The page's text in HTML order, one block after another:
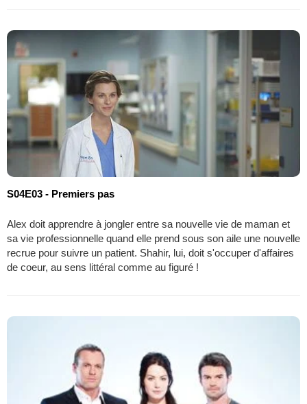
S04E03 - Premiers pas
Alex doit apprendre à jongler entre sa nouvelle vie de maman et
sa vie professionnelle quand elle prend sous son aile une nouvelle
recrue pour suivre un patient. Shahir, lui, doit s'occuper d'affaires
de coeur, au sens littéral comme au figuré !